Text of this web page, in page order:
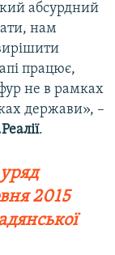
абсурдний
нам
працює,
не в рамках
держави», –
.
2015